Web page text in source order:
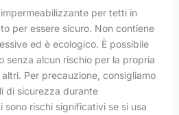
per tetti in
per essere sicuro. Non contiene
ed è ecologico. È possibile
senza alcun rischio per la propria
Per precauzione, consigliamo
di sicurezza durante
sono rischi significativi se si usa